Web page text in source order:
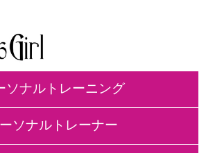
ソナルトレーニング
ソナルトレーナー